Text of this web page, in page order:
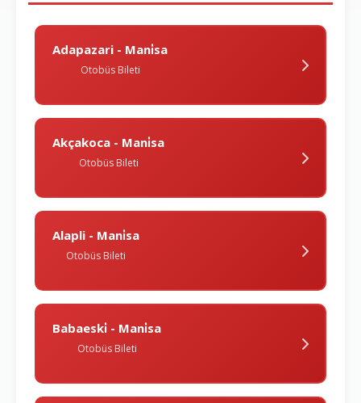
Adapazari - Mani̇sa
Otobüs Bileti
Akçakoca - Mani̇sa
Otobüs Bileti
Alapli - Mani̇sa
Otobüs Bileti
Babaeski̇ - Mani̇sa
Otobüs Bileti